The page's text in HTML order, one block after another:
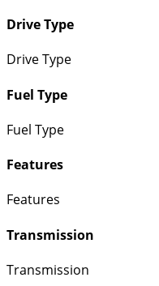
Drive Type
Drive Type
Fuel Type
Fuel Type
Features
Features
Transmission
Transmission